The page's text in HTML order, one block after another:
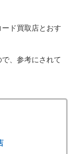
ド買取店とおす
、参考にされて